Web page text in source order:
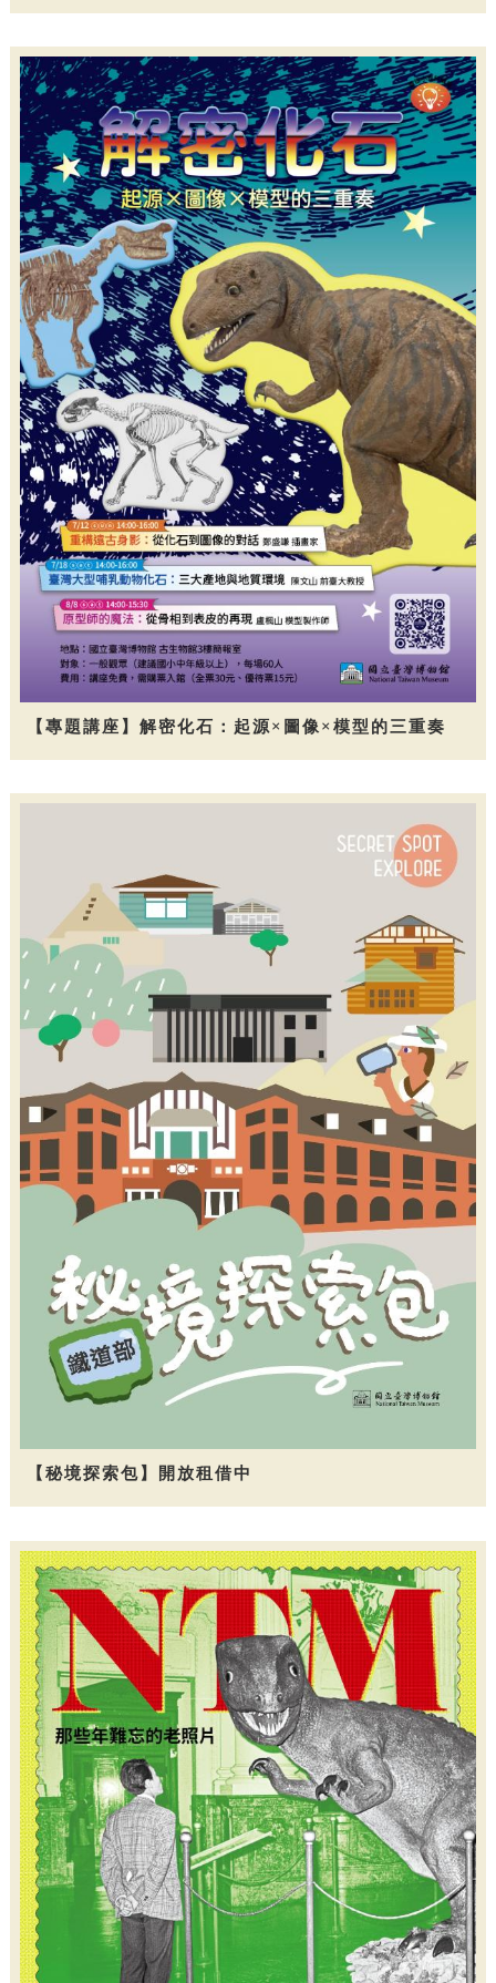
【專題講座】解密化石：起源×圖像×模型的三重奏
【秘境探索包】開放租借中